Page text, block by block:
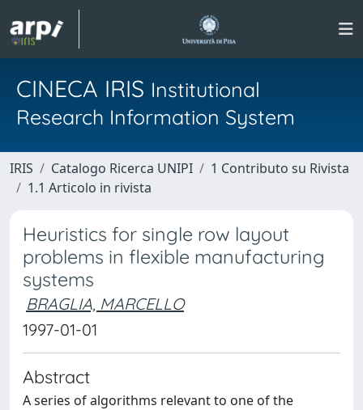
CINECA IRIS Institutional
Research Information System
IRIS Catalogo Ricerca UNIPI
1 Contributo su Rivista
1.1 Articolo in rivista
Heuristics for single row layout
problems in flexible manufacturing
systems
BRAGLIA, MARCELLO
1997-01-01
Abstract
A series of algorithms relevant to one of the